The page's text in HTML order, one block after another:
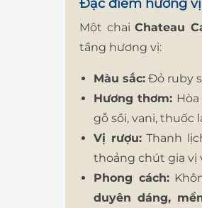
Đặc điểm hương vị
Một chaiChateau
tầng hương vị:
Màu sắc: Đỏ ruby
Hương thơm:
gỗ sồi, vani, thuốc
Vị rượu:Thanh
thoảng chút gia vị
Phong cách:
duyên dáng,